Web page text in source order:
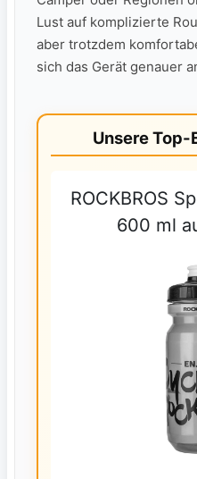
Lust auf komplizierte
aber trotzdem
sich das Gerät genauer
Unsere
ROCKBROS
600 ml